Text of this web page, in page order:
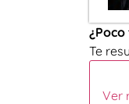
Te
Ver